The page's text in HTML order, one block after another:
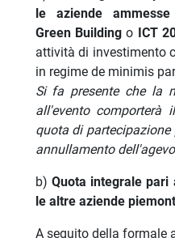
le aziende
Green Buildingo ICT
attività di investimento
in regime de minimis
Si fa presente che la
all'evento comporterà
quota di
annullamento
b) Quota integrale pari
le altre aziende
A seguito della formale